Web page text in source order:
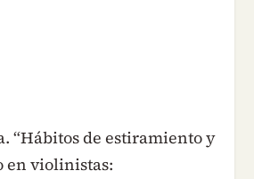
“Hábitos de estiramiento y
en violinistas: